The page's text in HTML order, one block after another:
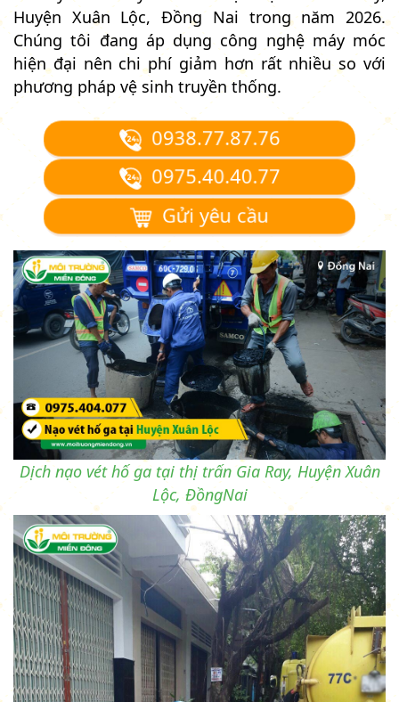
Huyện Xuân Lộc, Đồng Nai trong năm 2026.
Chúng tôi đang áp dụng công nghệ máy móc
hiện đại nên chi phí giảm hơn rất nhiều so với
phương pháp vệ sinh truyền thống.
0938.77.87.76
0975.40.40.77
Gửi yêu cầu
Dịch nạo vét hố ga tại thị trấn Gia Ray, Huyện Xuân
Lộc, ĐồngNai